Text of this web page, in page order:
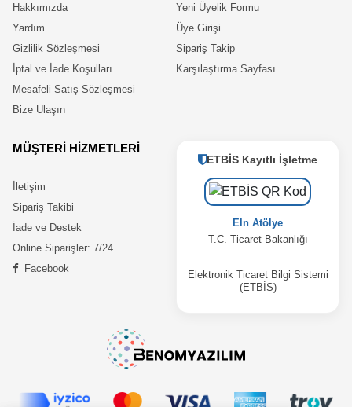
Hakkımızda
Yardım
Gizlilik Sözleşmesi
İptal ve İade Koşulları
Mesafeli Satış Sözleşmesi
Bize Ulaşın
Yeni Üyelik Formu
Üye Girişi
Sipariş Takip
Karşılaştırma Sayfası
MÜŞTERİ HİZMETLERİ
İletişim
Sipariş Takibi
İade ve Destek
Online Siparişler: 7/24
Facebook
ETBİS Kayıtlı İşletme
Eln Atölye
T.C. Ticaret Bakanlığı
Elektronik Ticaret Bilgi Sistemi
(ETBİS)